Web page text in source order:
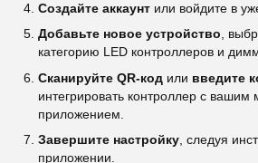
Создайте аккаунт или войдите в
Добавьте новое устройство,
категорию LED контроллеров и
Сканируйте QR-код или введите
интегрировать контроллер с
приложением.
Завершите настройку, следуя
приложении.